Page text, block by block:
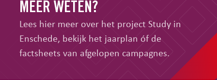
MEER WETEN?
Lees hier meer over het project Study in
Enschede, bekijk het jaarplan óf de
factsheets van afgelopen campagnes.